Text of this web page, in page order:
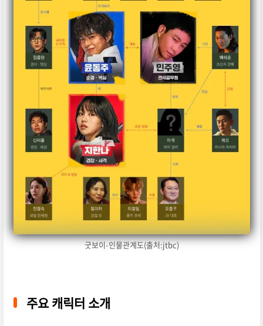
굿보이-인물관계도(출처:jtbc)
주요 캐릭터 소개